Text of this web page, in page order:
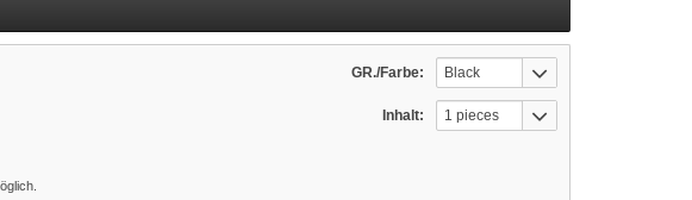
GR./Farbe: Black
Inhalt: 1 pieces